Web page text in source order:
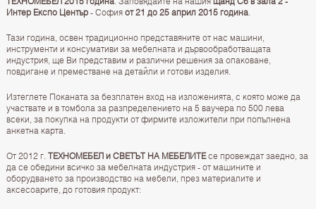
Интер Експо Център- София от 21 до 25 април 2015 година.
Тази година, освен традиционно представяните от нас машини,
инструменти и консумативи за мебелната и дървообработващата
индустрия, ще Ви представим и различни решения за опаковане,
повдигане и преместване на детайли и готови изделия.
Изтеглете Поканата за безплатен вход на изложенията, с която може да
участвате и в томбола за разпределението на 5 ваучера по 500 лева
всеки, за покупка на продукти от фирмите изложители при попълнена
анкетна карта.
От 2012 г. ТЕХНОМЕБЕЛ и СВЕТЪТ НА МЕБЕЛИТЕсе провеждат заедно, за
да се обедини всичко за мебелната индустрия - от машините и
оборудването за производство на мебели, през материалите и
аксесоарите, до готовия продукт: